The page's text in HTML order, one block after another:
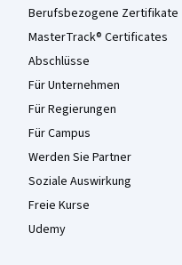
Berufsbezogene Zertifikate
MasterTrack® Certificates
Abschlüsse
Für Unternehmen
Für Regierungen
Für Campus
Werden Sie Partner
Soziale Auswirkung
Freie Kurse
Udemy